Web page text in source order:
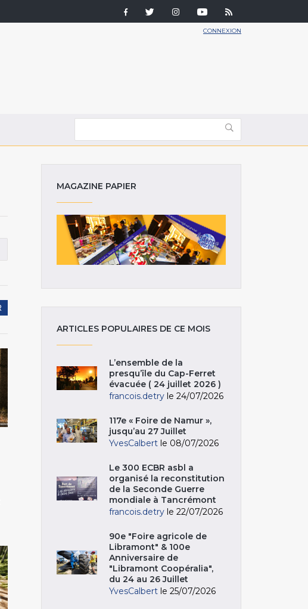
CONNEXION
MAGAZINE PAPIER
ARTICLES POPULAIRES DE CE MOIS
L’ensemble de la
presqu’île du Cap-Ferret
évacuée ( 24 juillet 2026 )
francois.detry le 24/07/2026
117e « Foire de Namur »,
jusqu’au 27 Juillet
YvesCalbert le 08/07/2026
Le 300 ECBR asbl a
organisé la reconstitution
de la Seconde Guerre
mondiale à Tancrémont
francois.detry le 22/07/2026
90e "Foire agricole de
Libramont" & 100e
Anniversaire de
"Libramont Coopéralia",
du 24 au 26 Juillet
YvesCalbert le 25/07/2026